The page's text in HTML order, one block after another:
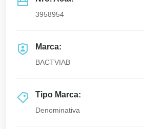
3958954
Marca:
BACTVIAB
Tipo Marca:
Denominativa